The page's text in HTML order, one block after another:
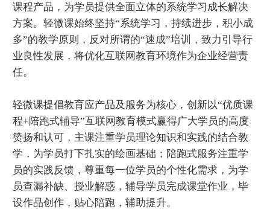
课程产品，为学员提供全面立体的系统学习成长解决
方案。轻微课始终坚持“系统学习，持续进步，积小成
多”的教学原则，反对所谓的“速成”培训，致力引导行
业良性发展，将优化互联网教育环境作为企业经营责
任。
轻微课提倡教育应产品及服务为核心，创新以“优质课
程+陪跑式辅导”互联网教育模式赢得广大学员的高度
赞扬和认可，主课注重学员理论知识和实践的结合教
学，为学员打下扎实的绘画基础；陪跑式服务注重学
员的实践反馈，尊重每一位学员的个性化需求，为学
员查漏补缺、授业解惑，辅导学员完成课堂作业，毕
设作品创作，贴心陪跑，辅助提升。